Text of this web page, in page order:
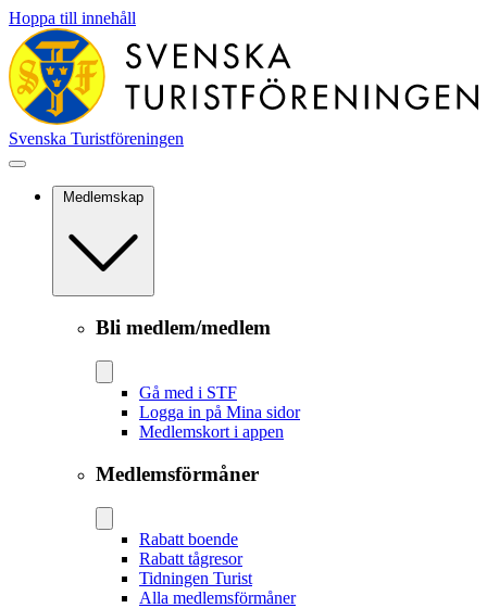
Hoppa till innehåll
Svenska Turistföreningen
Medlemskap
Bli medlem/medlem
Gå med i STF
Logga in på Mina sidor
Medlemskort i appen
Medlemsförmåner
Rabatt boende
Rabatt tågresor
Tidningen Turist
Alla medlemsförmåner